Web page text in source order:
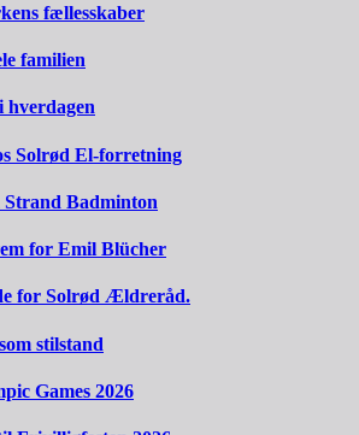
fællesskaber
familien
hverdagen
Solrød El-forretning
Strand Badminton
for Emil Blücher
for Solrød Ældreråd.
stilstand
Games 2026